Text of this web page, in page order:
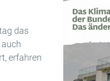
das
erfahren